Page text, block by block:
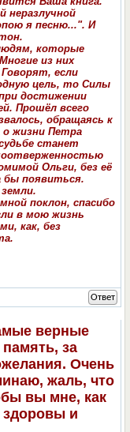
неразлучной
я песню...". И
которые
из них
если
цель, то Силы
достижении
Прошёл всего
обращаяcь к
жизни Петра
станет
Ольги, без её
бы появиться.
поклон, спасибо
в мою жизнь
как, без
Ответ
верные
за
Очень
жаль, что
вы мне, как
здоровы и